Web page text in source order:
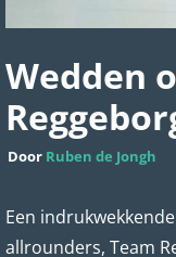
Wedden
Door Ruben de Jongh
Een
allrounders, Team